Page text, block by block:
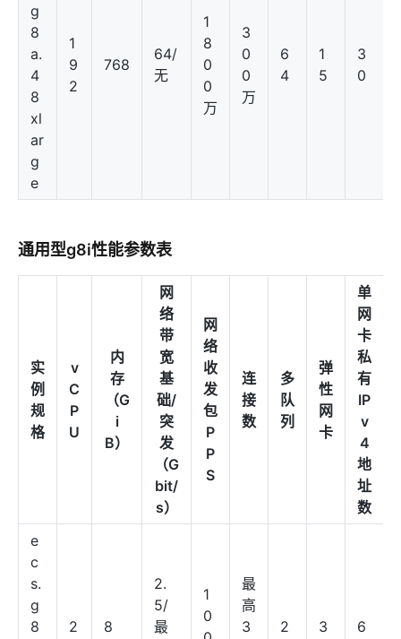
g
8
a.
4
8
xl
ar
g
e
1
9
2
768
64/
无
1
8
0
0
万
3
0
0
万
6
4
1
5
3
0
通用型g8i性能参数表
实
例
规
格
v
C
P
U
内
存
（G
i
B）
网
络
带
宽
基
础/
突
发
（G
bit/
s）
网
络
收
发
包
P
P
S
连
接
数
多
队
列
弹
性
网
卡
单
网
卡
私
有
IP
v
4
地
址
数
e
c
s.
g
8
2 8
2.
5/
最
1
0
最
高
3
2 3 6